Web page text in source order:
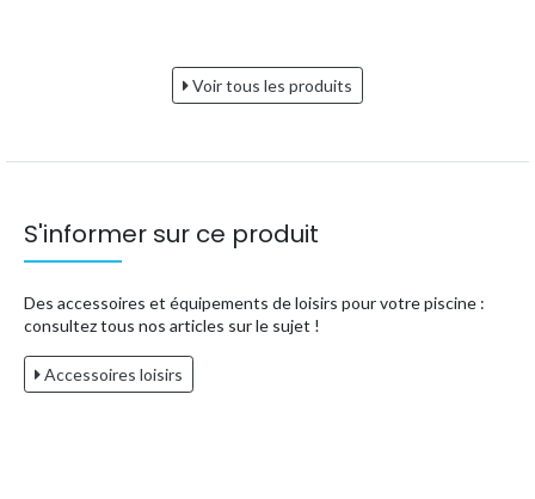
Voir tous les produits
S'informer sur ce produit
Des accessoires et équipements de loisirs pour votre piscine :
consultez tous nos articles sur le sujet !
Accessoires loisirs